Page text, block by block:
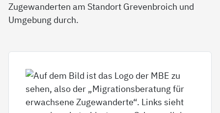
Zugewanderten am Standort Grevenbroich und
Umgebung durch.